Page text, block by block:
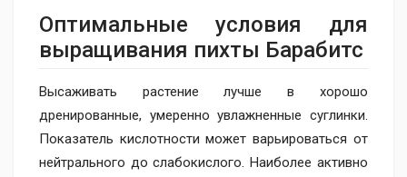
Оптимальные условия для
выращивания пихты Барабитс
Высаживать растение лучше в хорошо
дренированные, умеренно увлажненные суглинки.
Показатель кислотности может варьироваться от
нейтрального до слабокислого. Наиболее активно